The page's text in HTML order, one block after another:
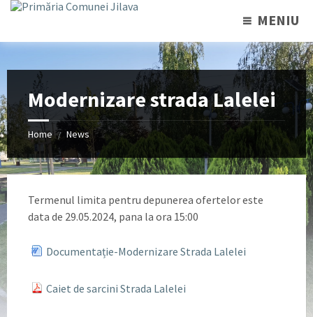
MENIU
Modernizare strada Lalelei
Home / News
Termenul limita pentru depunerea ofertelor este
data de 29.05.2024, pana la ora 15:00
Documentație-Modernizare Strada Lalelei
Caiet de sarcini Strada Lalelei